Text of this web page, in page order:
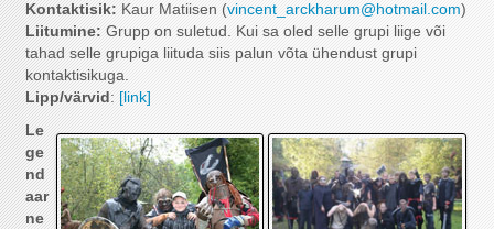
Kontaktisik: Kaur Matiisen (vincent_arckharum@hotmail.com)
Liitumine: Grupp on suletud. Kui sa oled selle grupi liige või
tahad selle grupiga liituda siis palun võta ühendust grupi
kontaktisikuga.
Lipp/värvid : [link]
Le
ge
nd
aar
ne